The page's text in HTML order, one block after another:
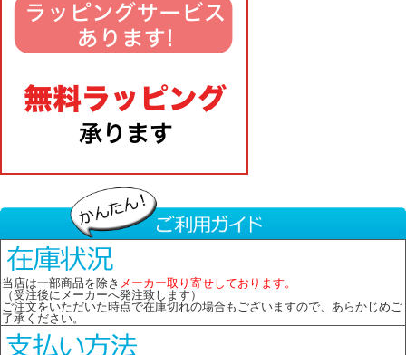
当店は一部商品を除き メーカー取り寄せしております。
（受注後にメーカーへ発注致します）
ご注文をいただいた時点で在庫切れの場合もございますので、あらかじめご
了承ください。